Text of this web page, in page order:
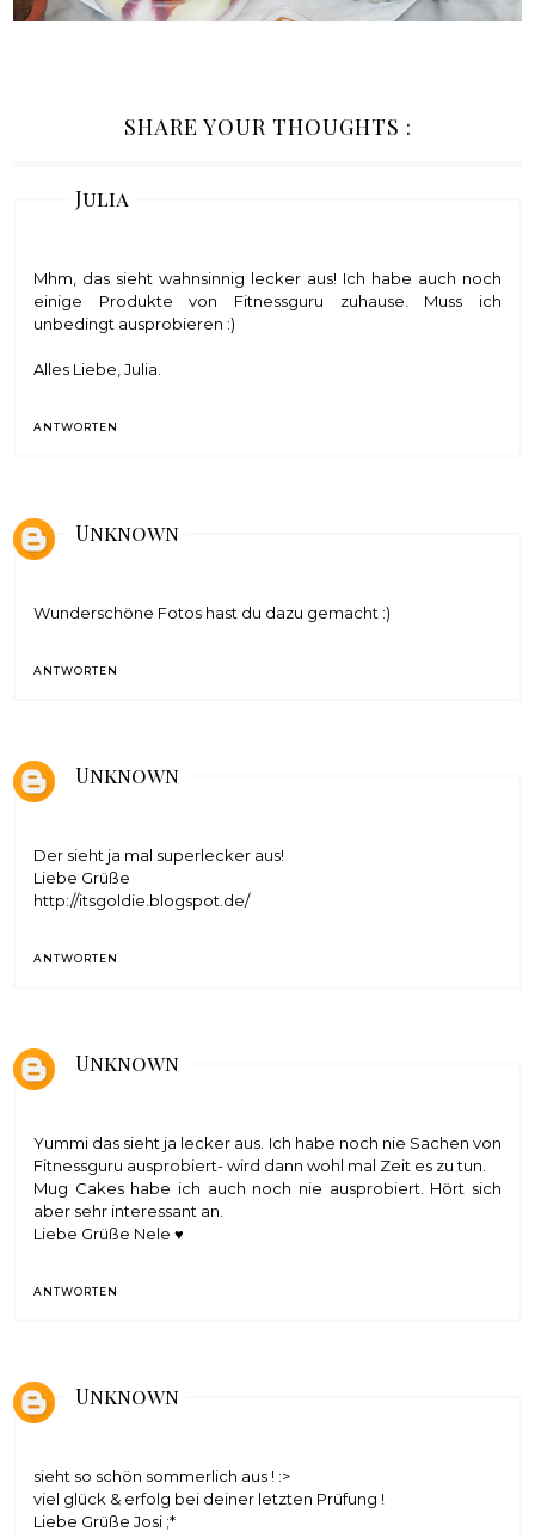
SHARE YOUR THOUGHTS :
Julia
Mhm, das sieht wahnsinnig lecker aus! Ich habe auch noch
einige Produkte von Fitnessguru zuhause. Muss ich
unbedingt ausprobieren :)
Alles Liebe, Julia.
ANTWORTEN
Unknown
Wunderschöne Fotos hast du dazu gemacht :)
ANTWORTEN
Unknown
Der sieht ja mal superlecker aus!
Liebe Grüße
http://itsgoldie.blogspot.de/
ANTWORTEN
Unknown
Yummi das sieht ja lecker aus. Ich habe noch nie Sachen von
Fitnessguru ausprobiert- wird dann wohl mal Zeit es zu tun.
Mug Cakes habe ich auch noch nie ausprobiert. Hört sich
aber sehr interessant an.
Liebe Grüße Nele ♥
ANTWORTEN
Unknown
sieht so schön sommerlich aus ! :>
viel glück & erfolg bei deiner letzten Prüfung !
Liebe Grüße Josi ;*